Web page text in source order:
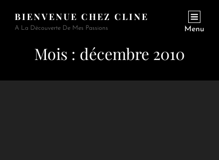
BIENVENUE CHEZ CLINE
A La Découverte De Mes Passions Menu
Mois : décembre 2010